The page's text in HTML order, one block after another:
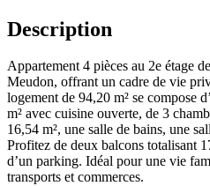
Description
Appartement 4 pièces au 2e étage
Meudon, offrant un cadre de vie
logement de 94,20 m² se compose
m² avec cuisine ouverte, de 3
16,54 m², une salle de bains, une
Profitez de deux balcons totalisant
d’un parking. Idéal pour une vie
transports et commerces.